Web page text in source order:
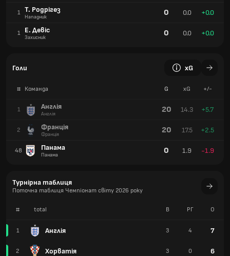
1 Т. Родрігез
Нападник 0 0.0 +0.0
1 Е. Девіс
Захисник 0 0.0 +0.0
Голи xG
# Команда G xG +/-
1 Англія
Англія 20 14.3 +5.7
2 Франція
Франція 20 17.5 +2.5
48 Панама
Панама 0 1.9 -1.9
Турнірна таблиця
Поточна таблиця Чемпіонат світу 2026 року
# total
1 Англія
2 Хорватія
В РГ О
3 4 7
3 0 6